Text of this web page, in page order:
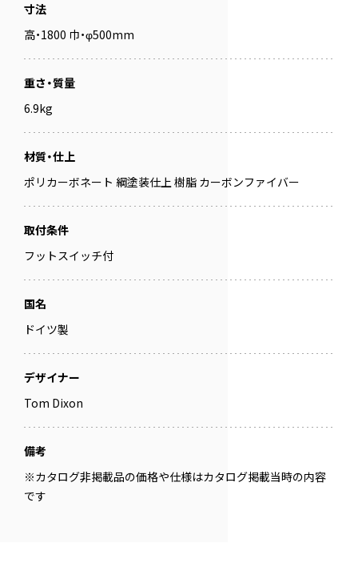
寸法
高・1800 巾・φ500mm
重さ・質量
6.9kg
材質・仕上
ポリカーボネート 綱塗装仕上 樹脂 カーボンファイバー
取付条件
フットスイッチ付
国名
ドイツ製
デザイナー
Tom Dixon
備考
※カタログ非掲載品の価格や仕様はカタログ掲載当時の内容
です